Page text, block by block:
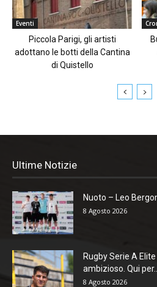
Eventi
Piccola Parigi, gli artisti
adottano le botti della Cantina
di Quistello
Ultime Notizie
Nuoto – Leo
8 Agosto 2026
Rugby Serie A
ambizioso. Qui per...
8 Agosto 2026